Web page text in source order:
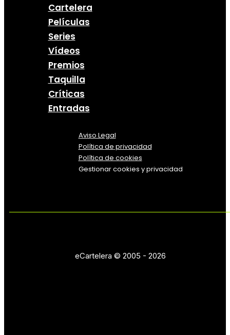
Cartelera
Películas
Series
Vídeos
Premios
Taquilla
Críticas
Entradas
Aviso Legal
Política de privacidad
Política de cookies
Gestionar cookies y privacidad
eCartelera © 2005 - 2026